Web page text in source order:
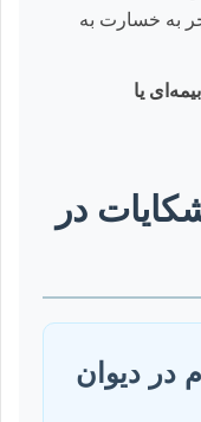
به خسارت به
یا
در
در دیوان